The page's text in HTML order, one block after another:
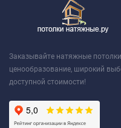
Заказывайте натяжные
ценообразование, широкий
доступной стоимости!